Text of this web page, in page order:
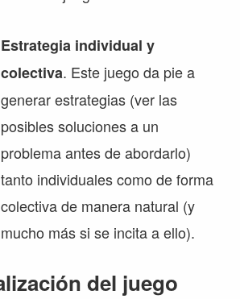
Estrategia individual y
colectiva. Este juego da pie a
generar estrategias (ver las
posibles soluciones a un
problema antes de abordarlo)
tanto individuales como de forma
colectiva de manera natural (y
mucho más si se incita a ello).
del juego